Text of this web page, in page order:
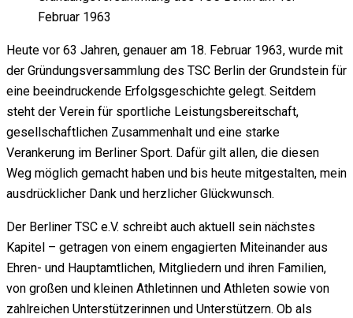
Februar 1963
Heute vor 63 Jahren, genauer am 18. Februar 1963, wurde mit
der Gründungsversammlung des TSC Berlin der Grundstein für
eine beeindruckende Erfolgsgeschichte gelegt. Seitdem
steht der Verein für sportliche Leistungsbereitschaft,
gesellschaftlichen Zusammenhalt und eine starke
Verankerung im Berliner Sport. Dafür gilt allen, die diesen
Weg möglich gemacht haben und bis heute mitgestalten, mein
ausdrücklicher Dank und herzlicher Glückwunsch.
Der Berliner TSC e.V. schreibt auch aktuell sein nächstes
Kapitel – getragen von einem engagierten Miteinander aus
Ehren- und Hauptamtlichen, Mitgliedern und ihren Familien,
von großen und kleinen Athletinnen und Athleten sowie von
zahlreichen Unterstützerinnen und Unterstützern. Ob als